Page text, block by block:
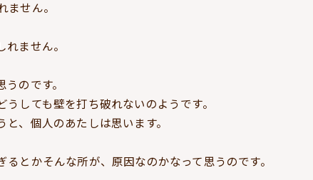
せん。
ません。
のです。
しても壁を打ち破れないのようです。
、個人のあたしは思います。
とかそんな所が、原因なのかなって思うのです。